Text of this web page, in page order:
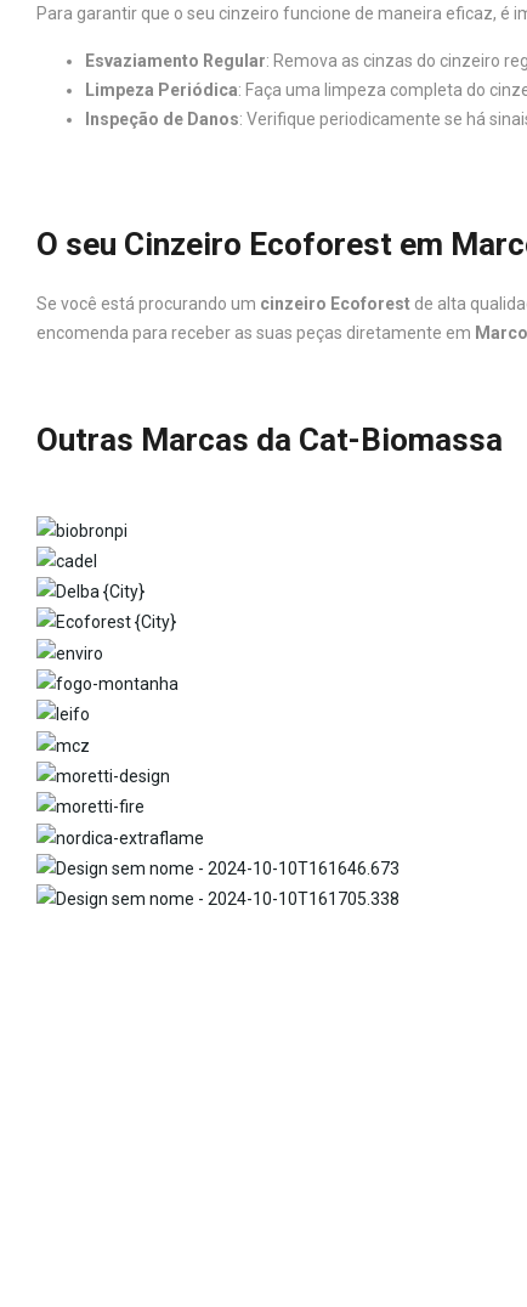
Para garantir que o seu cinzeiro funcione de maneira eficaz, é
Esvaziamento Regular: Remova as cinzas do cinzeiro
Limpeza Periódica: Faça uma limpeza completa do
Inspeção de Danos: Verifique periodicamente se há
O seu Cinzeiro Ecoforest em
Se você está procurando um cinzeiro Ecoforest de alta
encomenda para receber as suas peças diretamente em
Outras Marcas da Cat-Biomassa